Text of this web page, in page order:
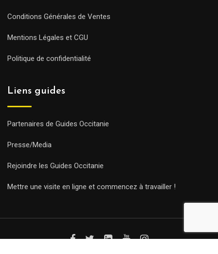
Conditions Générales de Ventes
Mentions Légales et CGU
Politique de confidentialité
Liens guides
Partenaires de Guides Occitanie
Presse/Media
Rejoindre les Guides Occitanie
Mettre une visite en ligne et commencez à travailler !